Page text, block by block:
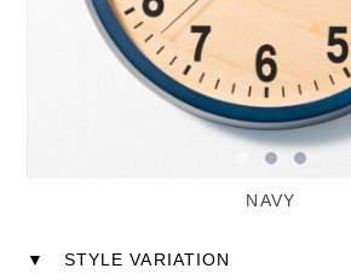
NAVY
▼ STYLE VARIATION